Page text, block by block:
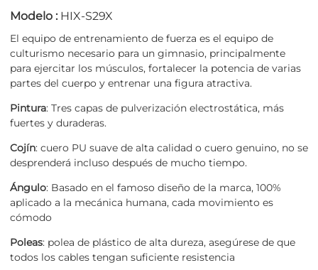
Modelo : HIX-S29X
El equipo de entrenamiento de fuerza es el equipo de
culturismo necesario para un gimnasio, principalmente
para ejercitar los músculos, fortalecer la potencia de varias
partes del cuerpo y entrenar una figura atractiva.
Pintura: Tres capas de pulverización electrostática, más
fuertes y duraderas.
Cojín: cuero PU suave de alta calidad o cuero genuino, no se
desprenderá incluso después de mucho tiempo.
Ángulo: Basado en el famoso diseño de la marca, 100%
aplicado a la mecánica humana, cada movimiento es
cómodo
Poleas: polea de plástico de alta dureza, asegúrese de que
todos los cables tengan suficiente resistencia